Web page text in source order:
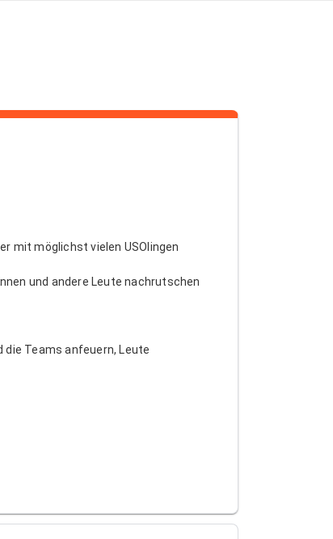
mit möglichst vielen USOlingen
und andere Leute nachrutschen
Teams anfeuern, Leute